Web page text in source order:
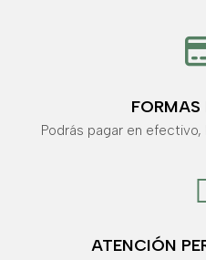
FORMAS
Podrás pagar en
ATENCIÓN